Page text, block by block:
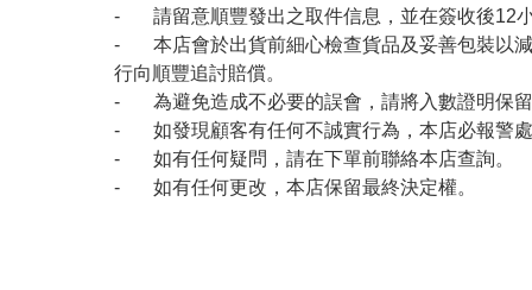
- 請留意順豐發出之取件信息，並在簽收後12
- 本店會於出貨前細心檢查貨品及妥善包裝以減
行向順豐追討賠償。
- 為避免造成不必要的誤會，請將入數證明保留
- 如發現顧客有任何不誠實行為，本店必報警
- 如有任何疑問，請在下單前聯絡本店查詢。
- 如有任何更改，本店保留最終決定權。